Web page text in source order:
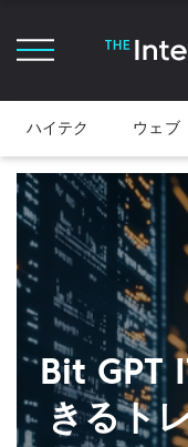
ハイテク ウェブ
Bit GPT
きるト